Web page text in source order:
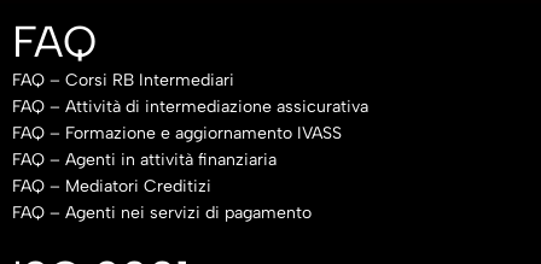
FAQ
FAQ – Corsi RB Intermediari
FAQ – Attività di intermediazione assicurativa
FAQ – Formazione e aggiornamento IVASS
FAQ – Agenti in attività finanziaria
FAQ – Mediatori Creditizi
FAQ – Agenti nei servizi di pagamento